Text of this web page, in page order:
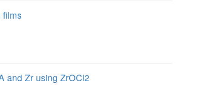
films
and Zr using ZrOCl2